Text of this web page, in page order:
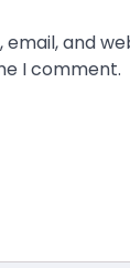
email, and
I comment.